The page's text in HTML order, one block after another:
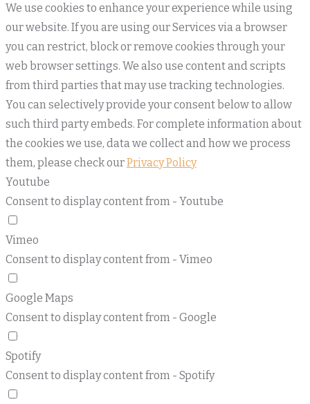
We use cookies to enhance your experience while using
our website. If you are using our Services via a browser
you can restrict, block or remove cookies through your
web browser settings. We also use content and scripts
from third parties that may use tracking technologies.
You can selectively provide your consent below to allow
such third party embeds. For complete information about
the cookies we use, data we collect and how we process
them, please check ourPrivacy Policy
Youtube
Consent to display content from - Youtube
Vimeo
Consent to display content from - Vimeo
Google Maps
Consent to display content from - Google
Spotify
Consent to display content from - Spotify